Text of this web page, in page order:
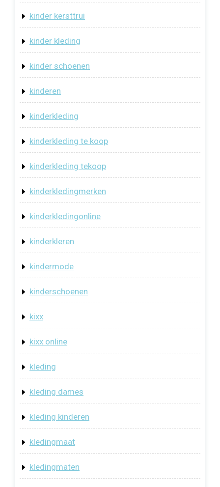
kinder kersttrui
kinder kleding
kinder schoenen
kinderen
kinderkleding
kinderkleding te koop
kinderkleding tekoop
kinderkledingmerken
kinderkledingonline
kinderkleren
kindermode
kinderschoenen
kixx
kixx online
kleding
kleding dames
kleding kinderen
kledingmaat
kledingmaten